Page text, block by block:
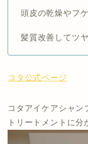
頭皮の乾燥やフ
髪質改善してツ
コタ公式ページ
コタアイケアシャン
トリートメントに分